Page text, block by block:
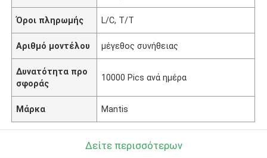
Όροι πληρωμής L/C, T/T
Αριθμό μοντέλου μέγεθος συνήθειας
Δυνατότητα προ
σφοράς
10000 Pics ανά ημέρα
Μάρκα Mantis
Δείτε περισσότερων